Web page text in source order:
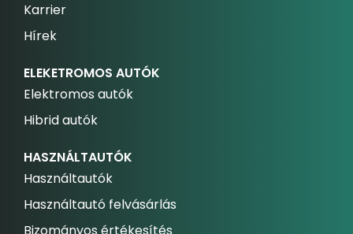
Karrier
Hírek
ELEKETROMOS AUTÓK
Elektromos autók
Hibrid autók
HASZNÁLTAUTÓK
Használtautók
Használtautó felvásárlás